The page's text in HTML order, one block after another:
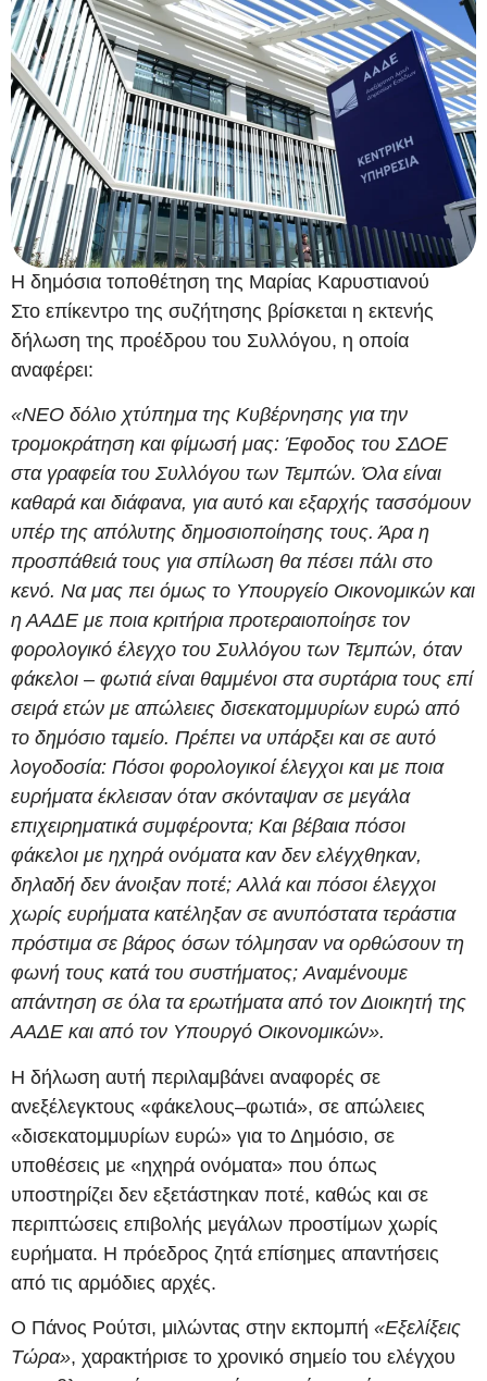
Η δημόσια τοποθέτηση της Μαρίας Καρυστιανού
Στο επίκεντρο της συζήτησης βρίσκεται η εκτενής
δήλωση της προέδρου του Συλλόγου, η οποία
αναφέρει:
«ΝΕΟ δόλιο χτύπημα της Κυβέρνησης για την
τρομοκράτηση και φίμωσή μας: Έφοδος του ΣΔΟΕ
στα γραφεία του Συλλόγου των Τεμπών. Όλα είναι
καθαρά και διάφανα, για αυτό και εξαρχής τασσόμουν
υπέρ της απόλυτης δημοσιοποίησης τους. Άρα η
προσπάθειά τους για σπίλωση θα πέσει πάλι στο
κενό. Να μας πει όμως το Υπουργείο Οικονομικών και
η ΑΑΔΕ με ποια κριτήρια προτεραιοποίησε τον
φορολογικό έλεγχο του Συλλόγου των Τεμπών, όταν
φάκελοι – φωτιά είναι θαμμένοι στα συρτάρια τους επί
σειρά ετών με απώλειες δισεκατομμυρίων ευρώ από
το δημόσιο ταμείο. Πρέπει να υπάρξει και σε αυτό
λογοδοσία: Πόσοι φορολογικοί έλεγχοι και με ποια
ευρήματα έκλεισαν όταν σκόνταψαν σε μεγάλα
επιχειρηματικά συμφέροντα; Και βέβαια πόσοι
φάκελοι με ηχηρά ονόματα καν δεν ελέγχθηκαν,
δηλαδή δεν άνοιξαν ποτέ; Αλλά και πόσοι έλεγχοι
χωρίς ευρήματα κατέληξαν σε ανυπόστατα τεράστια
πρόστιμα σε βάρος όσων τόλμησαν να ορθώσουν τη
φωνή τους κατά του συστήματος; Αναμένουμε
απάντηση σε όλα τα ερωτήματα από τον Διοικητή της
ΑΑΔΕ και από τον Υπουργό Οικονομικών».
Η δήλωση αυτή περιλαμβάνει αναφορές σε
ανεξέλεγκτους «φάκελους–φωτιά», σε απώλειες
«δισεκατομμυρίων ευρώ» για το Δημόσιο, σε
υποθέσεις με «ηχηρά ονόματα» που όπως
υποστηρίζει δεν εξετάστηκαν ποτέ, καθώς και σε
περιπτώσεις επιβολής μεγάλων προστίμων χωρίς
ευρήματα. Η πρόεδρος ζητά επίσημες απαντήσεις
από τις αρμόδιες αρχές.
Ο Πάνος Ρούτσι, μιλώντας στην εκπομπή «Εξελίξεις
Τώρα», χαρακτήρισε το χρονικό σημείο του ελέγχου